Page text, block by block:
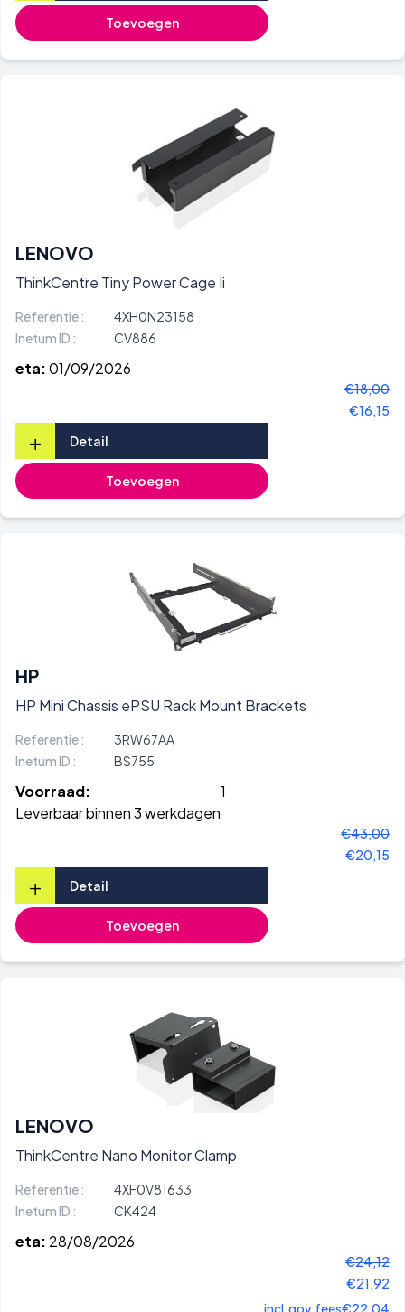
Toevoegen
LENOVO
ThinkCentre Tiny Power Cage Ii
Referentie :
4XH0N23158
Inetum ID :
CV886
eta:01/09/2026
€18,00
€16,15
+ Detail
Toevoegen
HP
HP Mini Chassis ePSU Rack Mount Brackets
Referentie :
3RW67AA
Inetum ID :
BS755
Voorraad:
1
Leverbaar binnen 3 werkdagen
€43,00
€20,15
+ Detail
Toevoegen
LENOVO
ThinkCentre Nano Monitor Clamp
Referentie :
4XF0V81633
Inetum ID :
CK424
eta: 28/08/2026
€24,12
€21,92
incl.gov.fees€22,04